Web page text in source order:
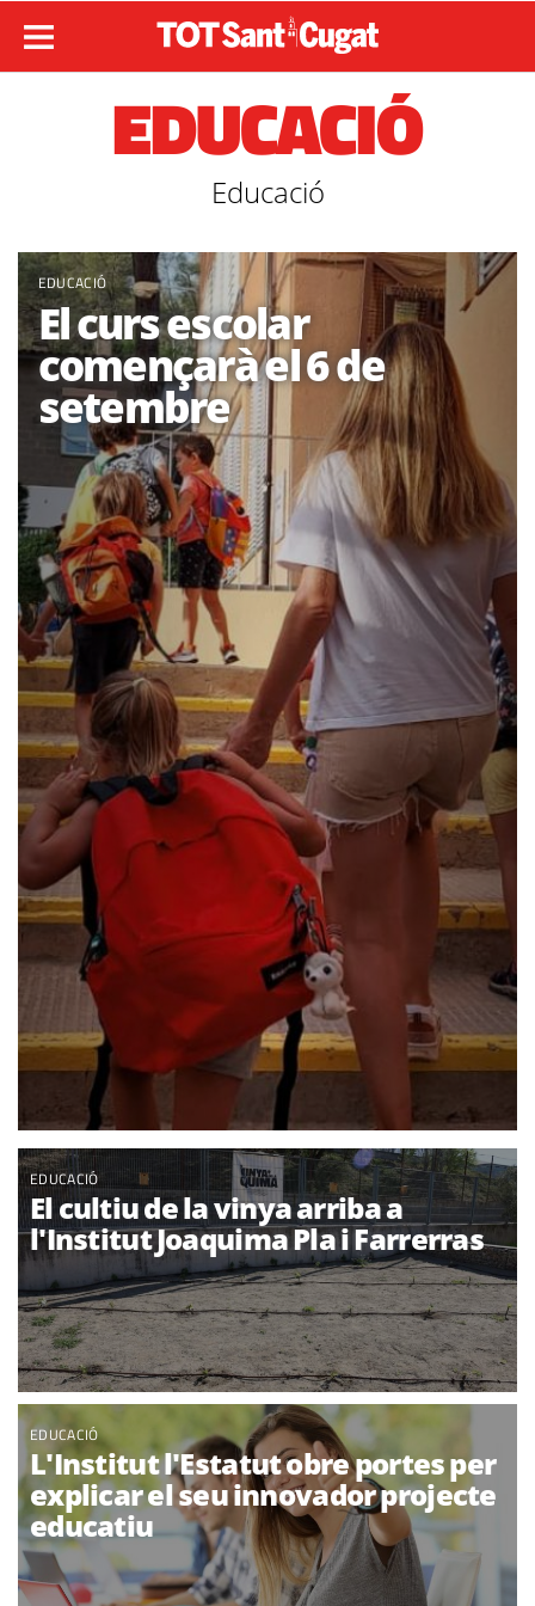
EDUCACIÓ
Educació
EDUCACIÓ
El curs escolar
començarà el 6 de
setembre
EDUCACIÓ
El cultiu de la vinya arriba a
l'Institut Joaquima Pla i Farrerras
EDUCACIÓ
L'Institut l'Estatut obre portes per
explicar el seu innovador projecte
educatiu